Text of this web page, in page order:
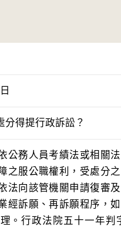
分得提行政訴訟？
務人員考績法或相關法
之服公職權利，受處分
法向該管機關申請復審
經訴願、再訴願程序，
。行政法院五十一年